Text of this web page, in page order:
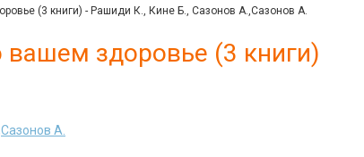
(3 книги) - Рашиди К., Кине Б., Сазонов А.,Сазонов А.
здоровье (3 книги)
А.